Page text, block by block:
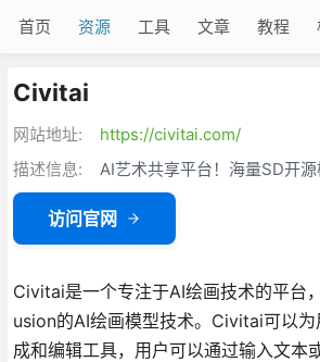
首页 资源 工具 文章 教程
Civitai
网站地址:
https://civitai.com/
描述信息:
AI艺术共享平台！海量SD开源
访问官网
Civitai是一个专注于AI绘画技术的平台
usion的AI绘画模型技术。Civitai可以
成和编辑工具，用户可以通过输入文本